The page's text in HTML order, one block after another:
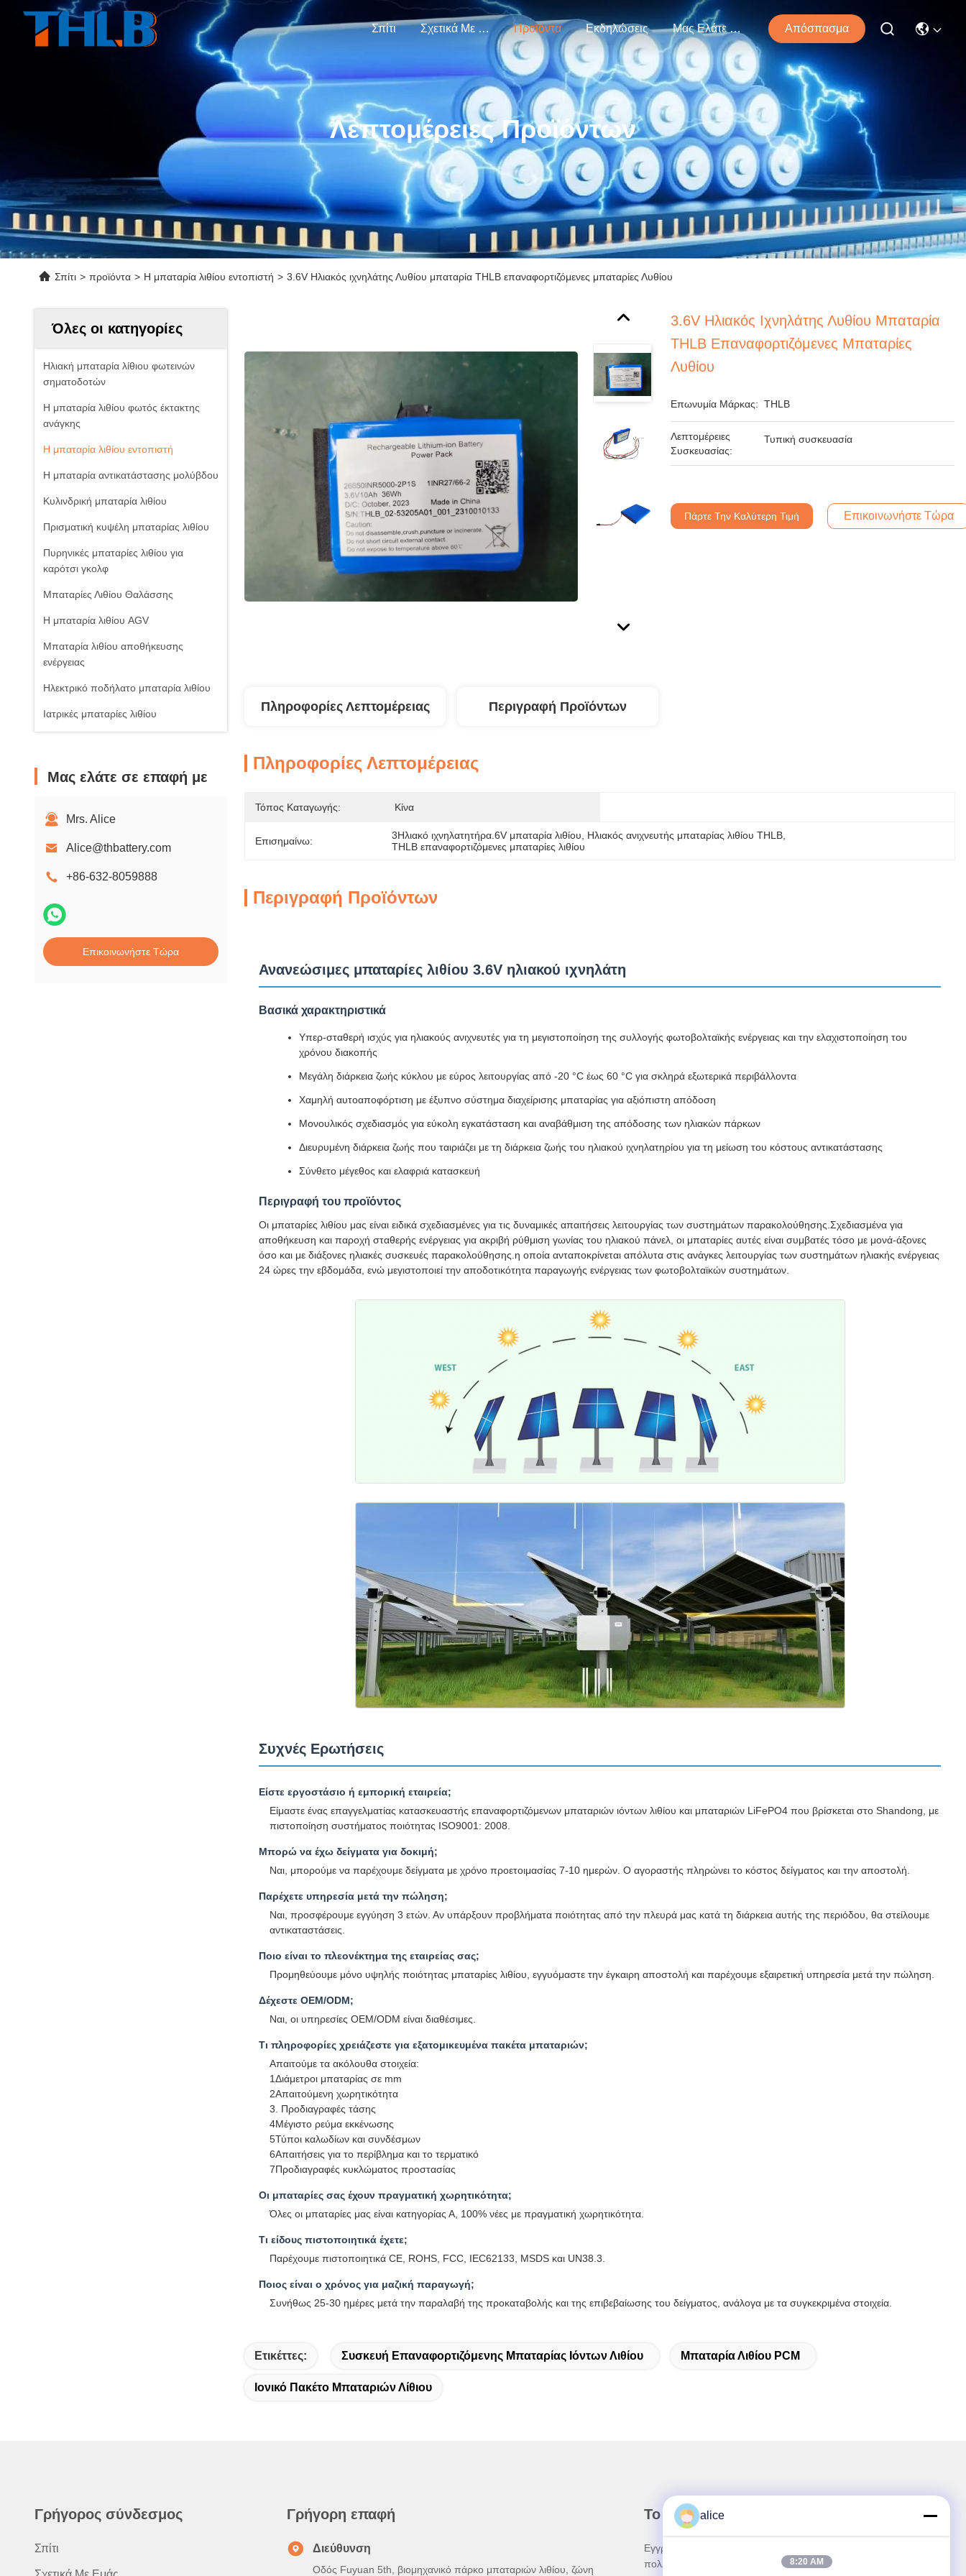
Σπίτι Σχετικά Με Εμάς Προϊόντα Εκδηλώσεις Μας Ελάτε Σε Επαφή Με Απόσπασμα
Λεπτομέρειες Προϊόντων
Σπίτι > προϊόντα > Η μπαταρία λιθίου εντοπιστή > 3.6V Ηλιακός ιχνηλάτης Λυθίου μπαταρία THLB επαναφορτιζόμενες μπαταρίες Λυθίου
Όλες οι κατηγορίες
Ηλιακή μπαταρία λίθιου φωτεινών
σηματοδοτών
Η μπαταρία λιθίου φωτός έκτακτης
ανάγκης
Η μπαταρία λιθίου εντοπιστή
Η μπαταρία αντικατάστασης μολύβδου
Κυλινδρική μπαταρία λιθίου
Πρισματική κυψέλη μπαταρίας λιθίου
Πυρηνικές μπαταρίες λιθίου για
καρότσι γκολφ
Μπαταρίες Λιθίου Θαλάσσης
Η μπαταρία λιθίου AGV
Μπαταρία λιθίου αποθήκευσης
ενέργειας
Ηλεκτρικό ποδήλατο μπαταρία λιθίου
Ιατρικές μπαταρίες λιθίου
Μας ελάτε σε επαφή με
Mrs. Alice
Alice@thbattery.com
+86-632-8059888
Επικοινωνήστε Τώρα
3.6V Ηλιακός Ιχνηλάτης Λυθίου Μπαταρία
THLB Επαναφορτιζόμενες Μπαταρίες
Λυθίου
Επωνυμία Μάρκας: THLB
Λεπτομέρειες
Συσκευασίας:
Τυπική συσκευασία
Πάρτε Την Καλύτερη Τιμή Επικοινωνήστε Τώρα
Πληροφορίες Λεπτομέρειας Περιγραφή Προϊόντων
Πληροφορίες Λεπτομέρειας
Τόπος Καταγωγής: Κίνα
Επισημαίνω: 3Ηλιακό ιχνηλατητήρα.6V μπαταρία λιθίου Ηλιακός ανιχνευτής μπαταρίας λιθίου THLB,
THLB επαναφορτιζόμενες μπαταρίες λιθίου
Περιγραφή Προϊόντων
Ανανεώσιμες μπαταρίες λιθίου 3.6V ηλιακού ιχνηλάτη
Βασικά χαρακτηριστικά
Υπερ-σταθερή ισχύς για ηλιακούς ανιχνευτές για τη μεγιστοποίηση της συλλογής φωτοβολταϊκής ενέργειας και την ελαχιστοποίηση του
χρόνου διακοπής
Μεγάλη διάρκεια ζωής κύκλου με εύρος λειτουργίας από -20 °C έως 60 °C για σκληρά εξωτερικά περιβάλλοντα
Χαμηλή αυτοαποφόρτιση με έξυπνο σύστημα διαχείρισης μπαταρίας για αξιόπιστη απόδοση
Μονουλικός σχεδιασμός για εύκολη εγκατάσταση και αναβάθμιση της απόδοσης των ηλιακών πάρκων
Διευρυμένη διάρκεια ζωής που ταιριάζει με τη διάρκεια ζωής του ηλιακού ιχνηλατηρίου για τη μείωση του κόστους αντικατάστασης
Σύνθετο μέγεθος και ελαφριά κατασκευή
Περιγραφή του προϊόντος
Οι μπαταρίες λιθίου μας είναι ειδικά σχεδιασμένες για τις δυναμικές απαιτήσεις λειτουργίας των συστημάτων παρακολούθησης.Σχεδιασμένα για
αποθήκευση και παροχή σταθερής ενέργειας για ακριβή ρύθμιση γωνίας του ηλιακού πάνελ, οι μπαταρίες αυτές είναι συμβατές τόσο με μονά-άξονες
όσο και με διάξονες ηλιακές συσκευές παρακολούθησης.η οποία ανταποκρίνεται απόλυτα στις ανάγκες λειτουργίας των συστημάτων ηλιακής ενέργειας
24 ώρες την εβδομάδα, ενώ μεγιστοποιεί την αποδοτικότητα παραγωγής ενέργειας των φωτοβολταϊκών συστημάτων.
Συχνές Ερωτήσεις
Είστε εργοστάσιο ή εμπορική εταιρεία;
Είμαστε ένας επαγγελματίας κατασκευαστής επαναφορτιζόμενων μπαταριών ιόντων λιθίου και μπαταριών LiFePO4 που βρίσκεται στο Shandong, με
πιστοποίηση συστήματος ποιότητας ISO9001: 2008.
Μπορώ να έχω δείγματα για δοκιμή;
Ναι, μπορούμε να παρέχουμε δείγματα με χρόνο προετοιμασίας 7-10 ημερών. Ο αγοραστής πληρώνει το κόστος δείγματος και την αποστολή.
Παρέχετε υπηρεσία μετά την πώληση;
Ναι, προσφέρουμε εγγύηση 3 ετών. Αν υπάρξουν προβλήματα ποιότητας από την πλευρά μας κατά τη διάρκεια αυτής της περιόδου, θα στείλουμε
αντικαταστάσεις.
Ποιο είναι το πλεονέκτημα της εταιρείας σας;
Προμηθεύουμε μόνο υψηλής ποιότητας μπαταρίες λιθίου, εγγυόμαστε την έγκαιρη αποστολή και παρέχουμε εξαιρετική υπηρεσία μετά την πώληση.
Δέχεστε OEM/ODM;
Ναι, οι υπηρεσίες OEM/ODM είναι διαθέσιμες.
Τι πληροφορίες χρειάζεστε για εξατομικευμένα πακέτα μπαταριών;
Απαιτούμε τα ακόλουθα στοιχεία:
1Διάμετροι μπαταρίας σε mm
2Απαιτούμενη χωρητικότητα
3. Προδιαγραφές τάσης
4Μέγιστο ρεύμα εκκένωσης
5Τύποι καλωδίων και συνδέσμων
6Απαιτήσεις για το περίβλημα και το τερματικό
7Προδιαγραφές κυκλώματος προστασίας
Οι μπαταρίες σας έχουν πραγματική χωρητικότητα;
Όλες οι μπαταρίες μας είναι κατηγορίας Α, 100% νέες με πραγματική χωρητικότητα.
Τι είδους πιστοποιητικά έχετε;
Παρέχουμε πιστοποιητικά CE, ROHS, FCC, IEC62133, MSDS και UN38.3.
Ποιος είναι ο χρόνος για μαζική παραγωγή;
Συνήθως 25-30 ημέρες μετά την παραλαβή της προκαταβολής και της επιβεβαίωσης του δείγματος, ανάλογα με τα συγκεκριμένα στοιχεία.
Ετικέττες: Συσκευή Επαναφορτιζόμενης Μπαταρίας Ιόντων Λιθίου Μπαταρία Λιθίου PCM
Ιονικό Πακέτο Μπαταριών Λίθιου
Γρήγορος σύνδεσμος
Σπίτι
Γρήγορη επαφή
Διεύθυνση
Οδός Fuyuan 5th, βιομηχανικό πάρκο μπαταριών λιθίου, ζώνη
Το ενημερωτικό μας δελτίο
Εγγραφείτε στο ενημερωτικό μας δελτίο για εκπτώσεις και
πολλά άλλα.
alice
8:20 AM